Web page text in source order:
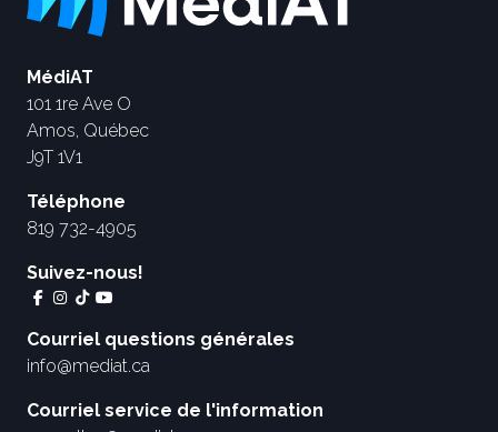
MédiAT
101 1re Ave O
Amos, Québec
J9T 1V1
Téléphone
819 732-4905
Suivez-nous!
Courriel questions générales
info@mediat.ca
Courriel service de l'information